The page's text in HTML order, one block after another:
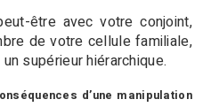
être avec votre conjoint,
de votre cellule familiale,
supérieur hiérarchique.
d’une manipulation